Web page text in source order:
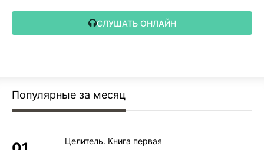
СЛУШАТЬ ОНЛАЙН
Популярные за месяц
Целитель. Книга первая